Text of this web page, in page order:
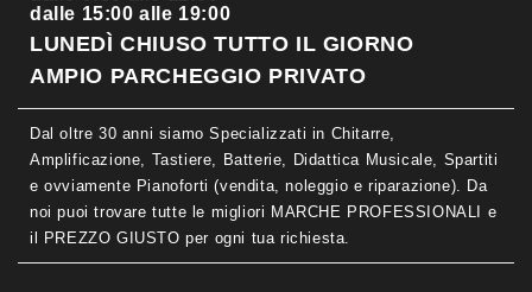
dalle 15:00 alle 19:00
LUNEDÌ CHIUSO TUTTO IL GIORNO
AMPIO PARCHEGGIO PRIVATO
Dal oltre 30 anni siamo Specializzati in Chitarre,
Amplificazione, Tastiere, Batterie, Didattica Musicale, Spartiti
e ovviamente Pianoforti (vendita, noleggio e riparazione). Da
noi puoi trovare tutte le migliori MARCHE PROFESSIONALI e
il PREZZO GIUSTO per ogni tua richiesta.